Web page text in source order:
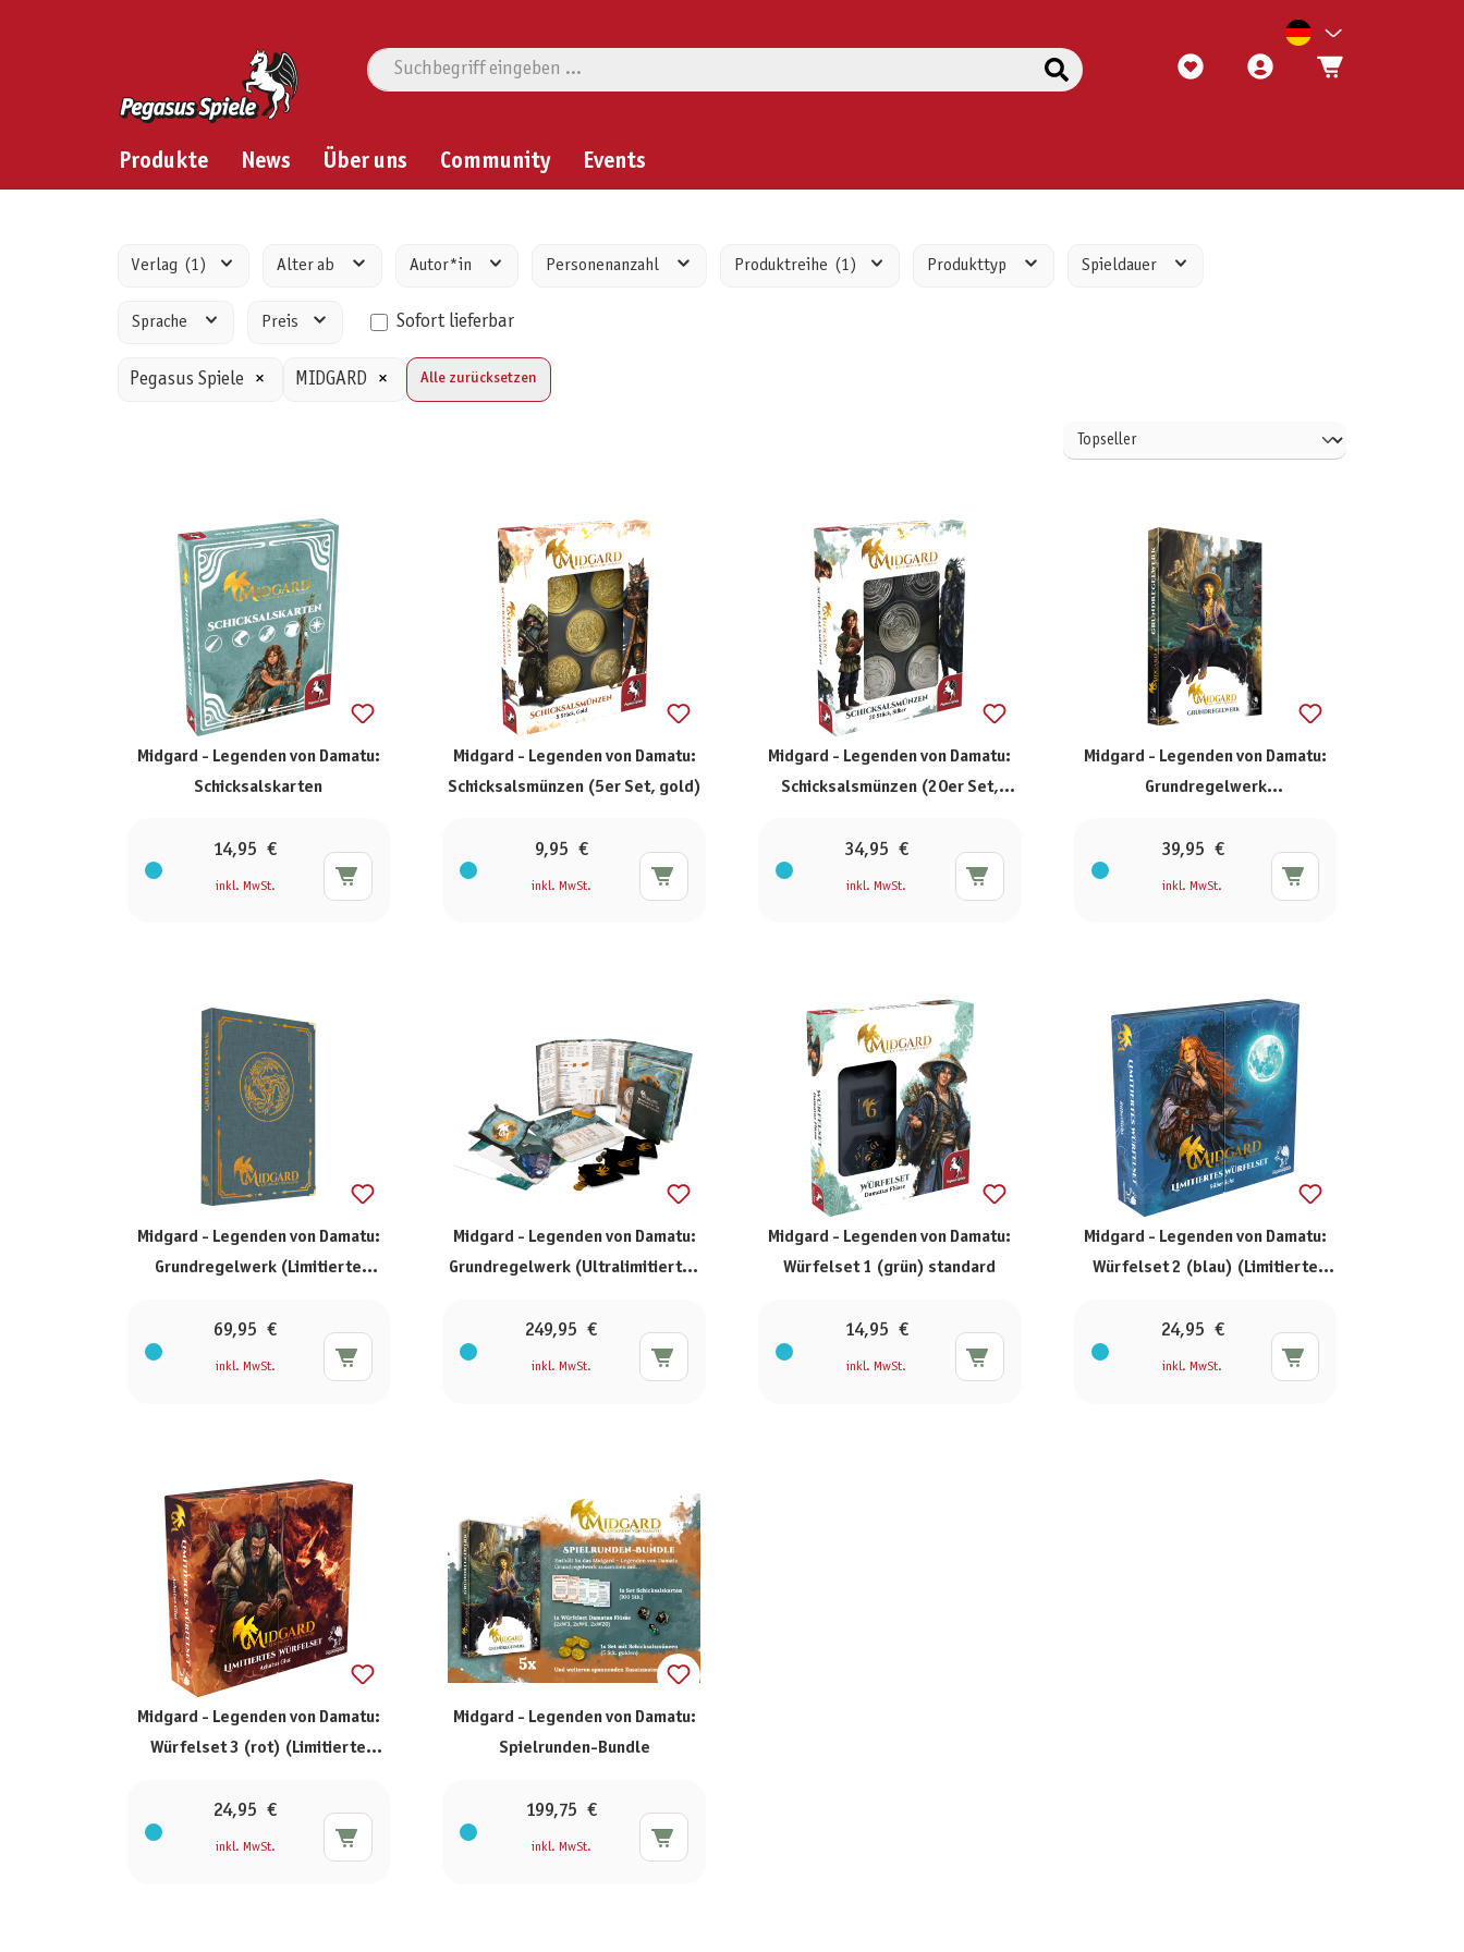
Produkte News Über uns Community Events
Verlag (1) Alter ab Autor*in Personenanzahl Produktreihe (1) Produkttyp Spieldauer
Sprache Preis Sofort lieferbar
Pegasus Spiele × MIDGARD × Alle zurücksetzen
Midgard - Legenden von Damatu:
Schicksalskarten
14,95 €
inkl. MwSt.
Midgard - Legenden von Damatu:
Schicksalsmünzen (5er Set, gold)
9,95 €
inkl. MwSt.
Midgard - Legenden von Damatu:
Schicksalsmünzen (20er Set,
34,95 €
inkl. MwSt.
Midgard - Legenden von Damatu:
Grundregelwerk
39,95 €
inkl. MwSt.
Midgard - Legenden von Damatu:
Grundregelwerk (Limitierte
69,95 €
inkl. MwSt.
Midgard - Legenden von Damatu:
Grundregelwerk (Ultralimitiertes
249,95 €
inkl. MwSt.
Midgard - Legenden von Damatu:
Würfelset 1 (grün) standard
14,95 €
inkl. MwSt.
Midgard - Legenden von Damatu:
Würfelset 2 (blau) (Limitierte
24,95 €
inkl. MwSt.
Midgard - Legenden von Damatu:
Würfelset 3 (rot) (Limitierte
24,95 €
inkl. MwSt.
Midgard - Legenden von Damatu:
Spielrunden-Bundle
199,75 €
inkl. MwSt.